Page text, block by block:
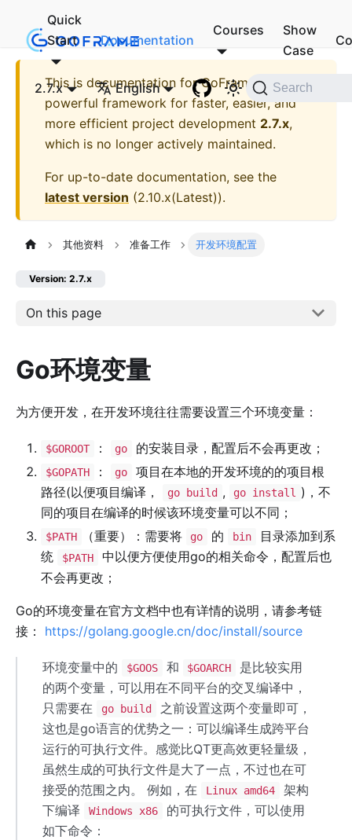
Quick
Start
Documentation
Courses
Show
Case
2.7.x English Search
This is documentation forGoFrame - A
powerful framework for faster, easier, and
more efficient project development 2.7.x,
which is no longer actively maintained.
For up-to-date documentation, see the
latest version (2.10.x(Latest)).
其他资料 准备工作 开发环境配置
Version: 2.7.x
On this page
Go环境变量
为方便开发，在开发环境往往需要设置三个环境变量：
$GOROOT ： go 的安装目录，配置后不会再更改；
$GOPATH ： go
项目在本地的开发环境的的项目根
路径(以便项目编译，
go build , go install )，不
同的项目在编译的时候该环境变量可以不同；
$PATH （重要）：需要将 go 的 bin
目录添加到系
统
$PATH
中以便方便使用go的相关命令，配置后也
不会再更改；
Go的环境变量在官方文档中也有详情的说明，请参考链
接： https://golang.google.cn/doc/install/source
环境变量中的 $GOOS 和 $GOARCH
是比较实用
的两个变量，可以用在不同平台的交叉编译中，
只需要在
go build
之前设置这两个变量即可，
这也是go语言的优势之一：可以编译生成跨平台
运行的可执行文件。感觉比QT更高效更轻量级，
虽然生成的可执行文件是大了一点，不过也在可
接受的范围之内。 例如，在
Linux amd64
架构
下编译
Windows x86
的可执行文件，可以使用
如下命令：